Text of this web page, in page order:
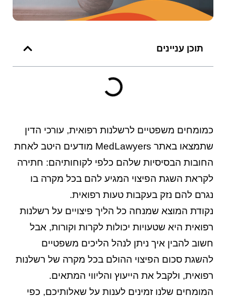
תוכן עניינים
כמומחים משפטיים לרשלנות רפואית, עורכי הדין
שתמצאו באתר MedLawyers מודעים היטב לאחת
החובות הבסיסיות שלהם כלפי לקוחותיהם: חתירה
לקראת השגת הפיצוי המגיע להם בכל מקרה בו
נגרם להם נזק בעקבות טעות רפואית.
נקודת המוצא שמנחה כל הליך פיצויים על רשלנות
רפואית היא שטעויות יכולות לקרות וקורות, אבל
חשוב להבין איך ניתן לנהל הליכים משפטיים
להשגת סכום הפיצוי ההולם בכל מקרה של רשלנות
רפואית, ולקבל את הייעוץ והליווי המתאים.
המומחים שלנו זמינים לענות על שאלותיכם, כפי